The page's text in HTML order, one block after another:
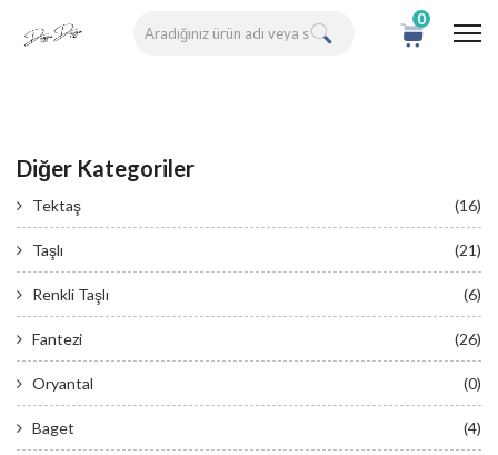
0
Diğer Kategoriler
Tektaş (16)
Taşlı (21)
Renkli Taşlı (6)
Fantezi (26)
Oryantal (0)
Baget (4)